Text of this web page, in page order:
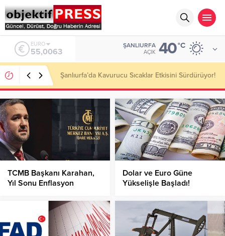
ALTIN
6.543,59
ŞANLIURFA
AÇIK 40°C
Altın Piyasasında Yükseliş Sürüyor: Gram Altın
Rekor Seviyelere Yaklaştı!
TCMB Başkanı Karahan,
Yıl Sonu Enflasyon
Dolar ve Euro Güne
Yükselişle Başladı!